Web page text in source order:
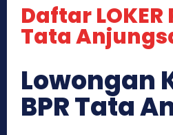
Daftar LOKER
Tata
Lowongan
BPR Tata